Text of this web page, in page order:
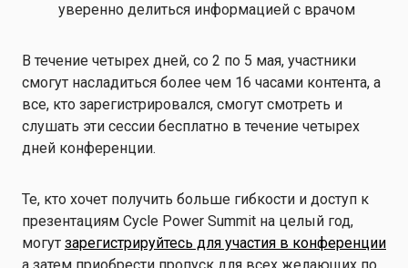
уверенно делиться информацией с врачом
В течение четырех дней, со 2 по 5 мая, участники
смогут насладиться более чем 16 часами контента, а
все, кто зарегистрировался, смогут смотреть и
слушать эти сессии бесплатно в течение четырех
дней конференции.
Те, кто хочет получить больше гибкости и доступ к
презентациям Cycle Power Summit на целый год,
могут зарегистрируйтесь для участия в конференции